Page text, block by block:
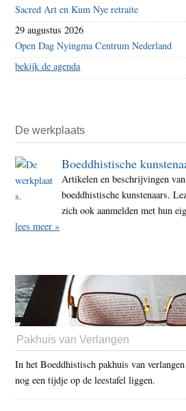
Sacred Art en Kum Nye retraite
29 augustus 2026
Open Dag Nyingma Centrum Nederland
bekijk de agenda
De werkplaats
Boeddhistische
Artikelen en beschrijvingen
boeddhistische kunstenaars.
zich ook aanmelden met hun
lees meer »
Pakhuis van Verlangen
In het Boeddhistisch pakhuis van
nog een tijdje op de leestafel liggen.